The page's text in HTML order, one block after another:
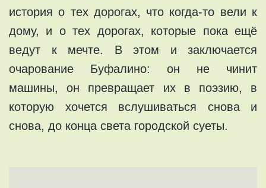
история о тех дорогах, что когда-то вели к
дому, и о тех дорогах, которые пока ещё
ведут к мечте. В этом и заключается
очарование Буфалино: он не чинит
машины, он превращает их в поэзию, в
которую хочется вслушиваться снова и
снова, до конца света городской суеты.